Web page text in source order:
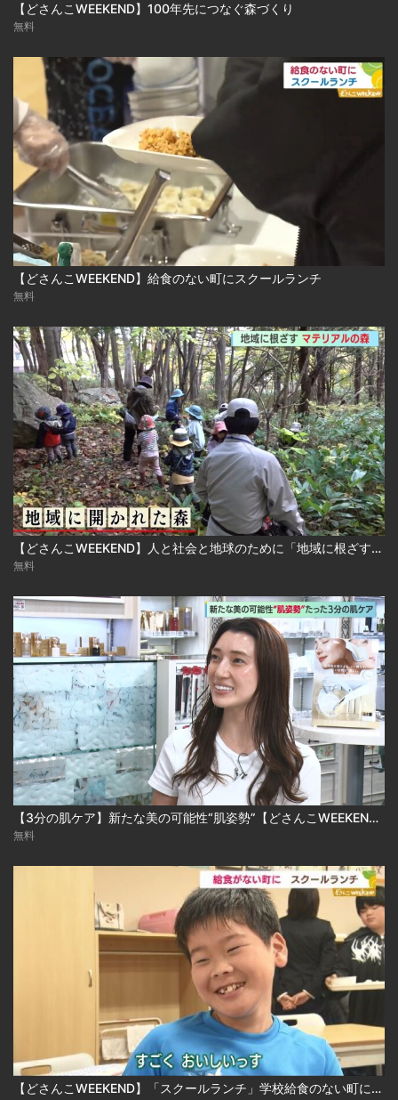
【どさんこWEEKEND】100年先につなぐ森づくり
無料
【どさんこWEEKEND】給食のない町にスクールランチ
無料
【どさんこWEEKEND】人と社会と地球のために「地域に根ざす！マテリアルの森」
無料
【3分の肌ケア】新たな美の可能性“肌姿勢”【どさんこWEEKEND】
無料
【どさんこWEEKEND】「スクールランチ」学校給食のない町に温かい食事を届けたい、子どもたちの笑顔のために…＜コープさっぽろ＞の取り組み！